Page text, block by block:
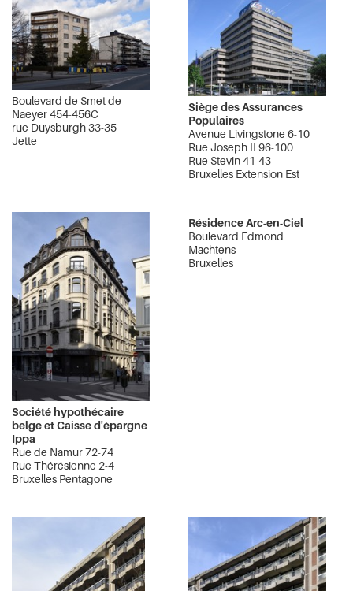
Boulevard de Smet de
Naeyer 454-456C
rue Duysburgh 33-35
Jette
Siège des Assurances
Populaires
Avenue Livingstone 6-10
Rue Joseph II 96-100
Rue Stevin 41-43
Bruxelles Extension Est
Société hypothécaire
belge et Caisse d'épargne
Ippa
Rue de Namur 72-74
Rue Thérésienne 2-4
Bruxelles Pentagone
Résidence Arc-en-Ciel
Boulevard Edmond
Machtens
Bruxelles